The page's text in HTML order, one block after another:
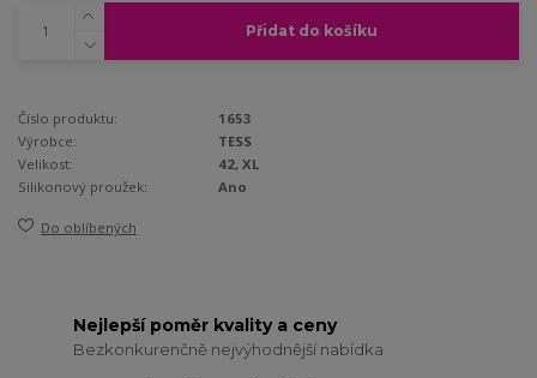
Přidat do košíku
Číslo produktu:
1653
Výrobce:
TESS
Velikost:
42, XL
Silikonový proužek:
Ano
Do oblíbených
Nejlepší poměr kvality a ceny
Bezkonkurenčně nejvýhodnější nabídka